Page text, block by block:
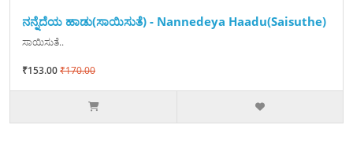
ನನ್ನೆದೆಯ ಹಾಡು(ಸಾಯಿಸುತೆ) - Nannedeya Haadu(Saisuthe)
ಸಾಯಿಸುತೆ..
₹153.00₹170.00